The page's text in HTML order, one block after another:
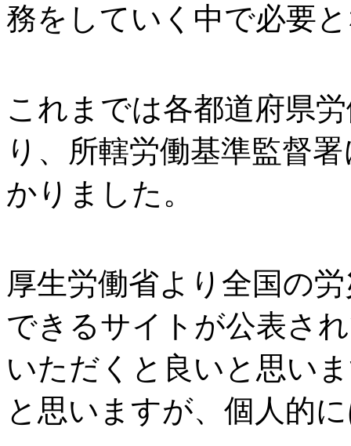
務をしていく中で必要
これまでは各都道府県
り、所轄労働基準監督
かりました。
厚生労働省より全国の
できるサイトが公表さ
いただくと良いと思い
と思いますが、個人的